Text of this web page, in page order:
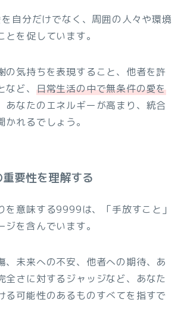
自分だけでなく、周囲の人々や環境
を促しています。
の気持ちを表現すること、他者を許
ど、 日常生活の中で無条件の愛を
あなたのエネルギーが高まり、統合
れるでしょう。
要性を理解する
を意味する9999は、「手放すこと」
を含んでいます。
、未来への不安、他者への期待、あ
全さに対するジャッジなど、あなた
る可能性のあるものすべてを指すで